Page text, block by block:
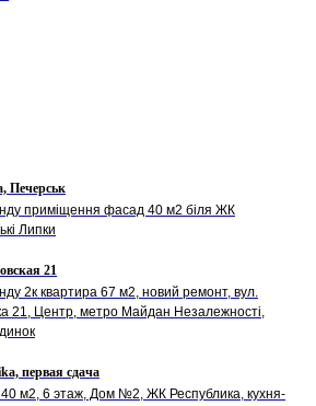
Печерськ
приміщення фасад 40 м2 біля ЖК
Липки
21
2к квартира 67 м2, новий ремонт, вул.
21, Центр, метро Майдан Незалежності,
первая сдача
40 м2, 6 этаж, Дом №2, ЖК Республика, кухня-